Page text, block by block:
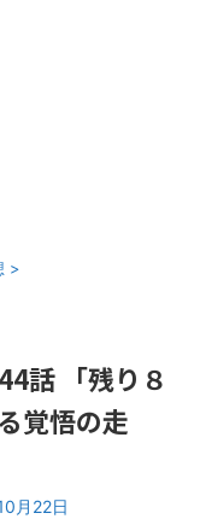
>
話 「残り８
覚悟の走
月22日